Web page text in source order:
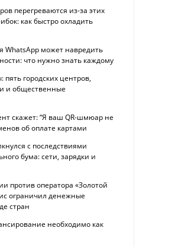
перегреваются из-за этих
как быстро охладить
WhatsApp может навредить
что нужно знать каждому
городских центров,
и общественные
скажет: “Я ваш QR-шмюар не
об оплате картами
с последствиями
бума: сети, зарядки и
против оператора «Золотой
ограничил денежные
стран
необходимо как